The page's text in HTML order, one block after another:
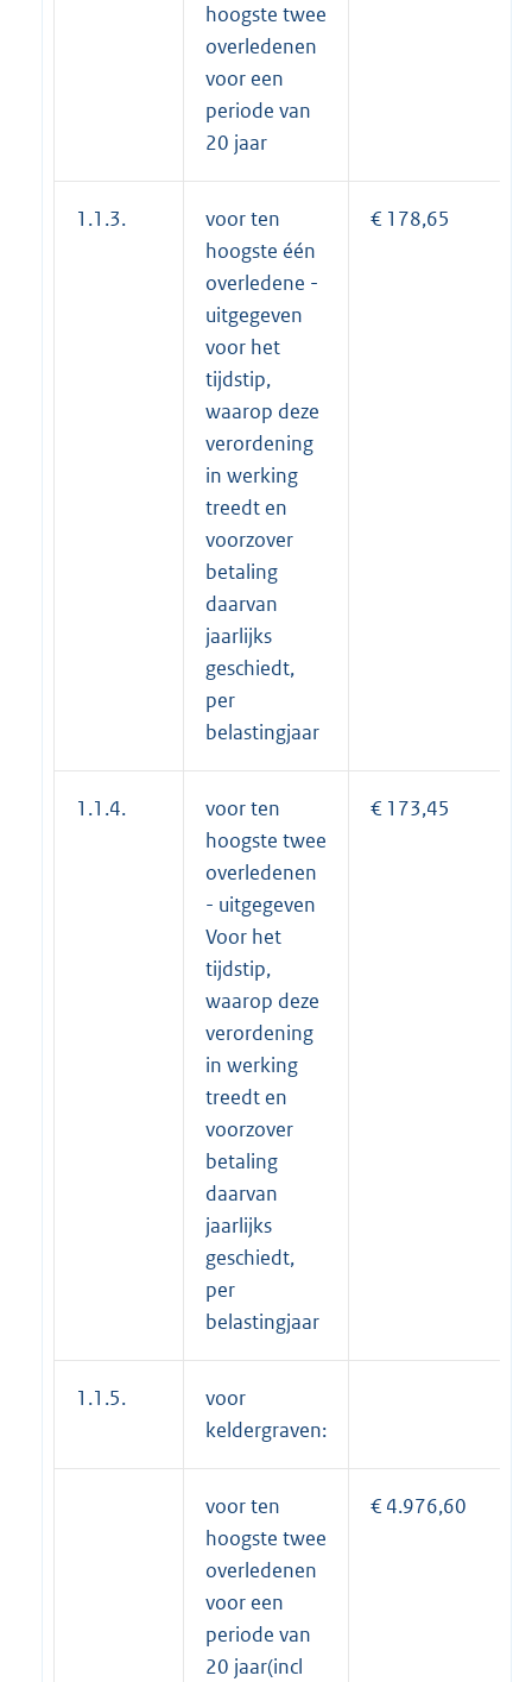
hoogste twee
overledenen
voor een
periode van
20 jaar
1.1.3.
voor ten
hoogste één
overledene -
uitgegeven
voor het
tijdstip,
waarop deze
verordening
in werking
treedt en
voorzover
betaling
daarvan
jaarlijks
geschiedt,
per
belastingjaar
€ 178,65
1.1.4.
voor ten
hoogste twee
overledenen
- uitgegeven
Voor het
tijdstip,
waarop deze
verordening
in werking
treedt en
voorzover
betaling
daarvan
jaarlijks
geschiedt,
per
belastingjaar
€ 173,45
1.1.5.
voor
keldergraven:
voor ten
hoogste twee
overledenen
voor een
periode van
20 jaar(incl
€ 4.976,60